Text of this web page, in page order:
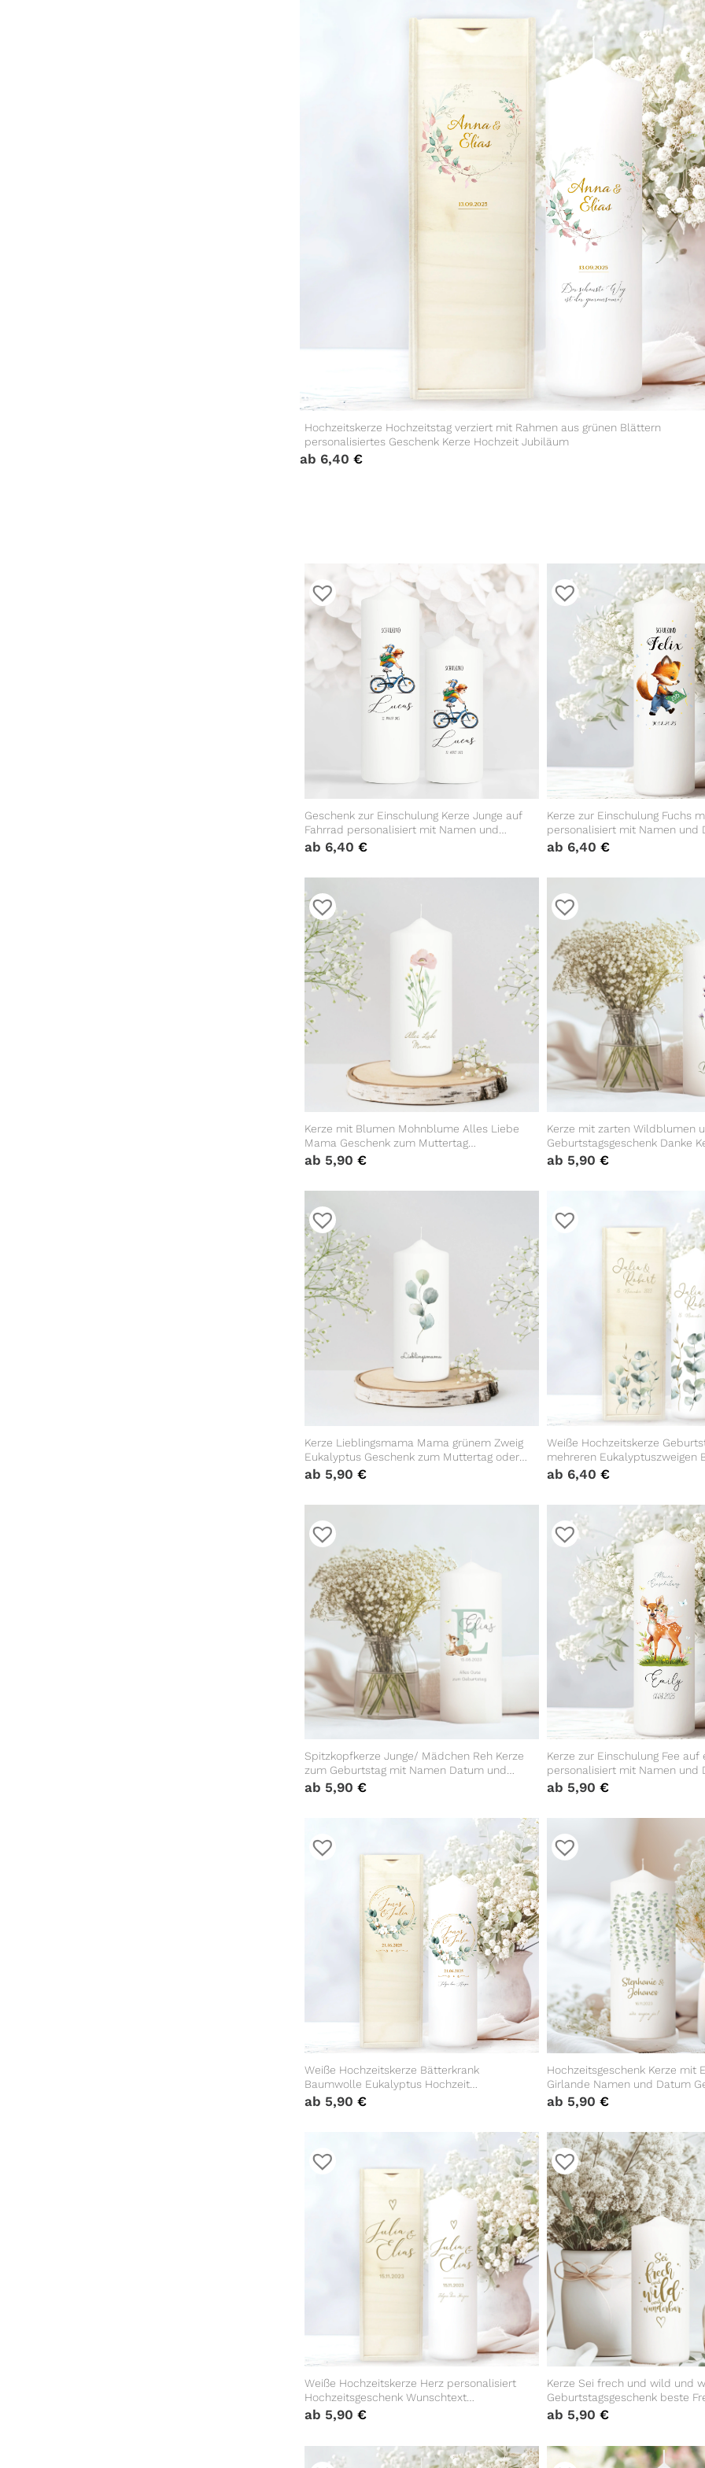
Hochzeitskerze Hochzeitstag verziert mit Rahmen aus grünen Blättern
personalisiertes Geschenk Kerze Hochzeit Jubiläum
ab 6,40 €
Geschenk zur Einschulung Kerze Junge auf
Fahrrad personalisiert mit Namen und
Datum anpassbares Einschulungsgeschenk
Jungen
ab 6,40 €
Kerze zur Einschulung Fuchs
personalisiert mit Namen und
anpassbares Geschenk
ab 6,40€
Kerze mit Blumen Mohnblume Alles Liebe
Mama Geschenk zum Muttertag
Geburtstagsgeschenk Mutter Mother
ab 5,90 €
Kerze mit zarten Wildblumen
Geburtstagsgeschenk Danke
ab 5,90€
Kerze Lieblingsmama Mama grünem Zweig
Eukalyptus Geschenk zum Muttertag oder
Geburtstagsgeschenk
ab 5,90 €
Weiße Hochzeitskerze
mehreren Eukalyptuszweigen
personalisiert
ab 6,40€
Spitzkopfkerze Junge/ Mädchen Reh Kerze
zum Geburtstag mit Namen Datum und
eigenem vorgegebenem oder keinem
Spruch
ab 5,90 €
Kerze zur Einschulung Fee auf
personalisiert mit Namen und
individualisierbares
für Kinder
ab 5,90€
Weiße Hochzeitskerze Bätterkrank
Baumwolle Eukalyptus Hochzeit
personalisiertes Hochzeitsgeschenk Spruch
Valentinstagsgeschenk
ab 5,90 €
Hochzeitsgeschenk Kerze mit
Girlande Namen und Datum
Hochzeit Hochzeitskerze
ab 5,90€
Weiße Hochzeitskerze Herz personalisiert
Hochzeitsgeschenk Wunschtext
Valentinstagsgeschenk Hochzeit Jubiläum
ab 5,90 €
Kerze Sei frech und wild und
Geburtstagsgeschenk beste
ab 5,90€